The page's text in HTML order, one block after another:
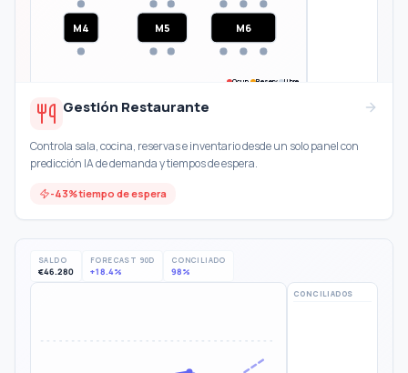
M4 M5 M6
Ocup. Reserv. Libre
Gestión Restaurante
Controla sala, cocina, reservas e inventario desde un solo panel con
predicción IA de demanda y tiempos de espera.
-43% tiempo de espera
SALDO
€46.280
FORECAST 90D
+18.4%
CONCILIADO
98%
CONCILIADOS